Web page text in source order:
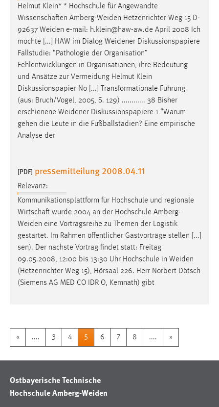
Helmut Klein* * Hochschule für Angewandte
Wissenschaften Amberg-Weiden Hetzenrichter Weg 15 D-
92637 Weiden e-mail: h.klein@haw-aw.de April 2008 Ich
möchte [...] HAW im Dialog Weidener Diskussionspapiere
Fallstudie: “Pathologie der Organisation”
Fehlentwicklungen in Organisationen, ihre Bedeutung
und Ansätze zur Vermeidung Helmut Klein
Diskussionspapier No [...] Transformationale Führung
(aus: Bruch/Vogel, 2005, S. 129) ............ 38 Bisher
erschienene Weidener Diskussionspapiere 1 “Warum
gehen die Leute in die Fußballstadien? Eine empirische
Analyse der
[PDF] pressemitteilung 2008.04.11
Relevanz:
Kommunikationsplattform für Hochschule und regionale
Wirtschaft wurde 2004 an der Hochschule Amberg-
Weiden eine Vortragsreihe zu Themen der Logistik
gestartet. Im Rahmen öffentlicher Gastvorträge stellen [...]
sen). Der nächste Vortrag findet statt: Freitag
09.05.2008, 12:00 bis 13:30 Uhr Hochschule in Weiden
(Hetzenrichter Weg 15), Hörsaal 226. Herr Norbert Dötsch
(Siemens AG MED CO IDR O, Kemnath) gibt
« .... 3 4 5 6 7 8 .... »
Ostbayerische Technische
Hochschule Amberg-Weiden